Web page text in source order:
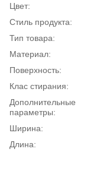
Цвет:
Стиль продукта:
Тип товара:
Материал:
Поверхность:
Клас стирания:
Дополнительные
параметры:
Ширина:
Длина: